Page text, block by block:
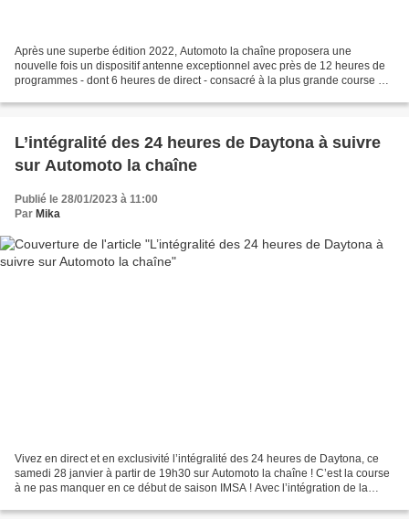
Après une superbe édition 2022, Automoto la chaîne proposera une
nouvelle fois un dispositif antenne exceptionnel avec près de 12 heures de
programmes - dont 6 heures de direct - consacré à la plus grande course de
L’intégralité des 24 heures de Daytona à suivre
sur Automoto la chaîne
Publié le 28/01/2023 à 11:00
Par Mika
Vivez en direct et en exclusivité l’intégralité des 24 heures de Daytona, ce
samedi 28 janvier à partir de 19h30 sur Automoto la chaîne ! C’est la course
à ne pas manquer en ce début de saison IMSA ! Avec l’intégration de la